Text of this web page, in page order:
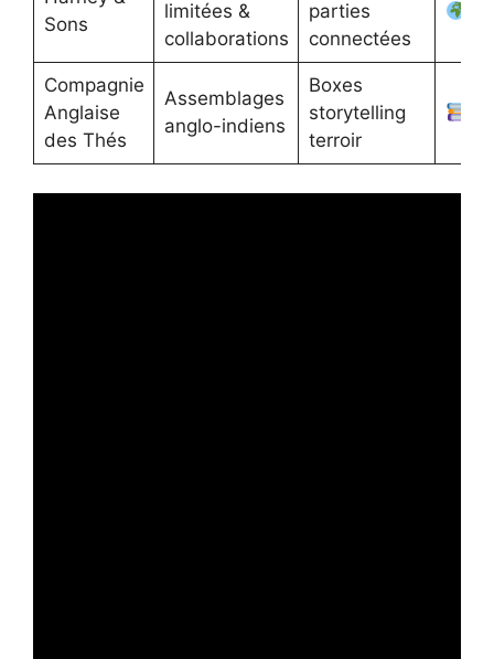
Sons
limitées &
collaborations
parties
connectées
Compagnie
Anglaise
des Thés
Assemblages
anglo-indiens
Boxes
storytelling
terroir